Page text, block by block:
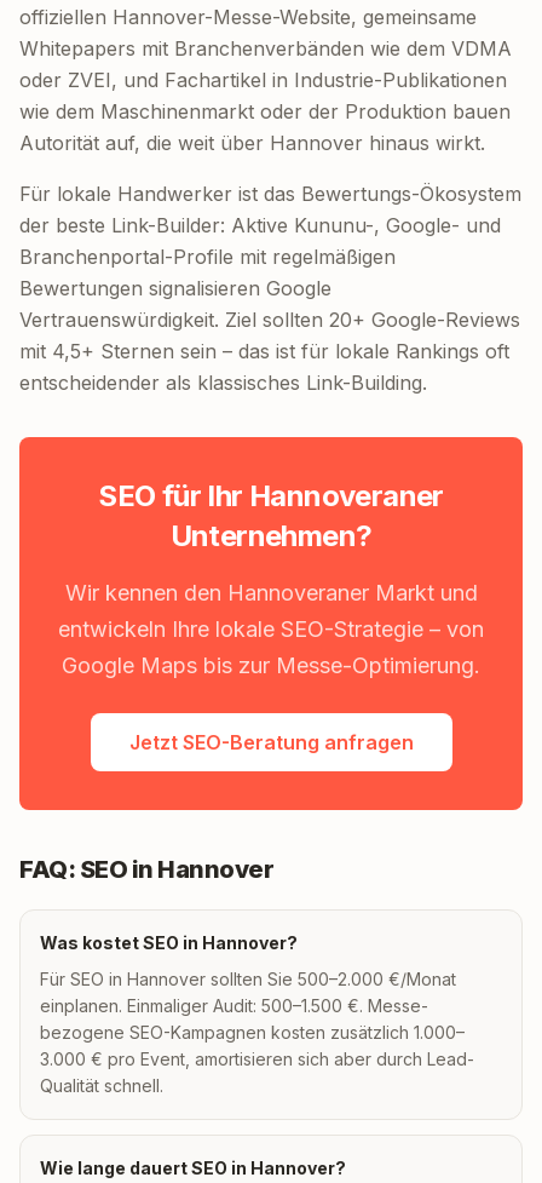
offiziellen Hannover-Messe-Website, gemeinsame
Whitepapers mit Branchenverbänden wie dem VDMA
oder ZVEI, und Fachartikel in Industrie-Publikationen
wie dem Maschinenmarkt oder der Produktion bauen
Autorität auf, die weit über Hannover hinaus wirkt.
Für lokale Handwerker ist das Bewertungs-Ökosystem
der beste Link-Builder: Aktive Kununu-, Google- und
Branchenportal-Profile mit regelmäßigen
Bewertungen signalisieren Google
Vertrauenswürdigkeit. Ziel sollten 20+ Google-Reviews
mit 4,5+ Sternen sein – das ist für lokale Rankings oft
entscheidender als klassisches Link-Building.
SEO für Ihr Hannoveraner
Unternehmen?
Wir kennen den Hannoveraner Markt und
entwickeln Ihre lokale SEO-Strategie – von
Google Maps bis zur Messe-Optimierung.
Jetzt SEO-Beratung anfragen
FAQ: SEO in Hannover
Was kostet SEO in Hannover?
Für SEO in Hannover sollten Sie 500–2.000 €/Monat
einplanen. Einmaliger Audit: 500–1.500 €. Messe-
bezogene SEO-Kampagnen kosten zusätzlich 1.000–
3.000 € pro Event, amortisieren sich aber durch Lead-
Qualität schnell.
Wie lange dauert SEO in Hannover?